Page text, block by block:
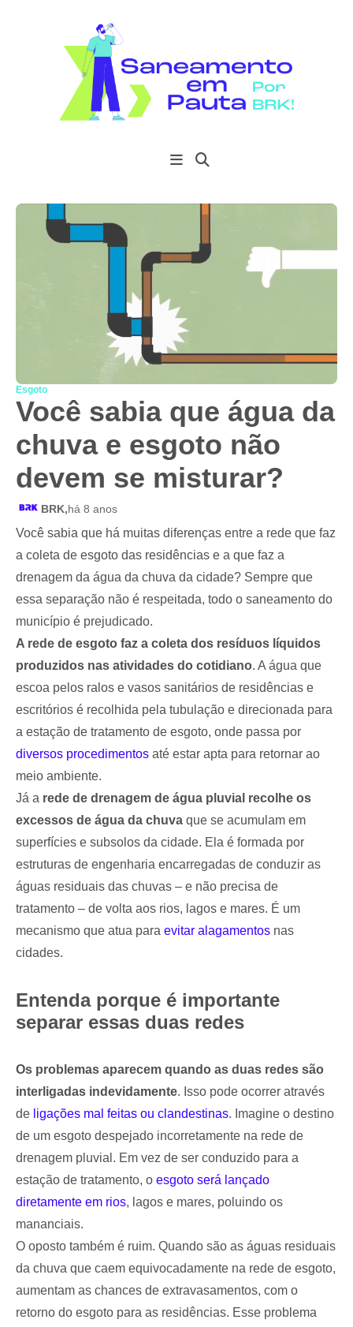
Esgoto
Você sabia que água da
chuva e esgoto não
devem se misturar?
BRK,há 8 anos
Você sabia que há muitas diferenças entre a rede que faz
a coleta de esgoto das residências e a que faz a
drenagem da água da chuva da cidade? Sempre que
essa separação não é respeitada, todo o saneamento do
município é prejudicado.
A rede de esgoto faz a coleta dos resíduos líquidos
produzidos nas atividades do cotidiano. A água que
escoa pelos ralos e vasos sanitários de residências e
escritórios é recolhida pela tubulação e direcionada para
a estação de tratamento de esgoto, onde passa por
diversos procedimentos até estar apta para retornar ao
meio ambiente.
Já a rede de drenagem de água pluvial recolhe os
excessos de água da chuva que se acumulam em
superfícies e subsolos da cidade. Ela é formada por
estruturas de engenharia encarregadas de conduzir as
águas residuais das chuvas – e não precisa de
tratamento – de volta aos rios, lagos e mares. É um
mecanismo que atua para evitar alagamentos nas
cidades.
Entenda porque é importante
separar essas duas redes
Os problemas aparecem quando as duas redes são
interligadas indevidamente. Isso pode ocorrer através
de ligações mal feitas ou clandestinas. Imagine o destino
de um esgoto despejado incorretamente na rede de
drenagem pluvial. Em vez de ser conduzido para a
estação de tratamento, o esgoto será lançado
diretamente em rios, lagos e mares, poluindo os
mananciais.
O oposto também é ruim. Quando são as águas residuais
da chuva que caem equivocadamente na rede de esgoto,
aumentam as chances de extravasamentos, com o
retorno do esgoto para as residências. Esse problema